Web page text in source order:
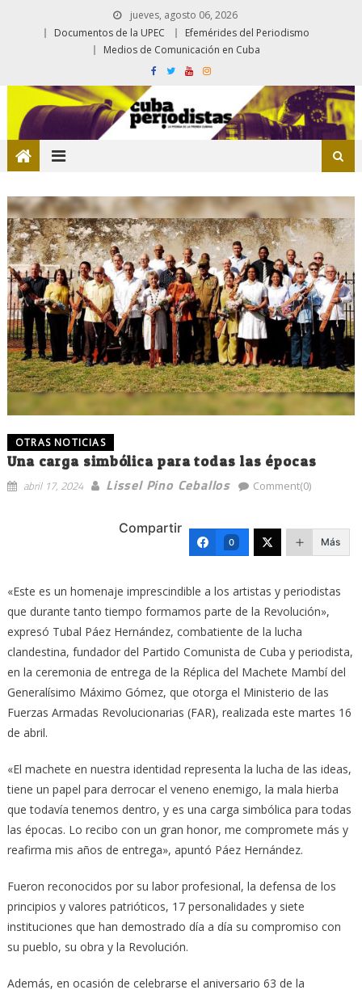
jueves, agosto 06, 2026
Documentos de la UPEC
Efemérides del Periodismo
Medios de Comunicación en Cuba
OTRAS NOTICIAS
Una carga simbólica para todas las épocas
abril 17, 2024 Lissel Pino Ceballos Comment(0)
Compartir
0 Más
«Este es un homenaje imprescindible a los artistas y periodistas
que durante tanto tiempo formamos parte de la Revolución»,
expresó Tubal Páez Hernández, combatiente de la lucha
clandestina, fundador del Partido Comunista de Cuba y periodista,
en la ceremonia de entrega de la Réplica del Machete Mambí del
Generalísimo Máximo Gómez, que otorga el Ministerio de las
Fuerzas Armadas Revolucionarias (FAR), realizada este martes 16
de abril.
«El machete en nuestra identidad representa la lucha de las ideas,
tiene un papel para derrocar el veneno enemigo, la mala hierba
que todavía tenemos dentro, y es una carga simbólica para todas
las épocas. Lo recibo con un gran honor, me compromete más y
reafirma mis años de entrega», apuntó Páez Hernández.
Fueron reconocidos por su labor profesional, la defensa de los
principios y valores patrióticos, 17 personalidades y siete
instituciones que han demostrado día a día su compromiso con
su pueblo, su obra y la Revolución.
Además, en ocasión de celebrarse el aniversario 63 de la